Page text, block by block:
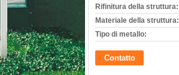
Rifinitura della struttura:
Materiale della struttura:
Tipo di metallo:
Contatto